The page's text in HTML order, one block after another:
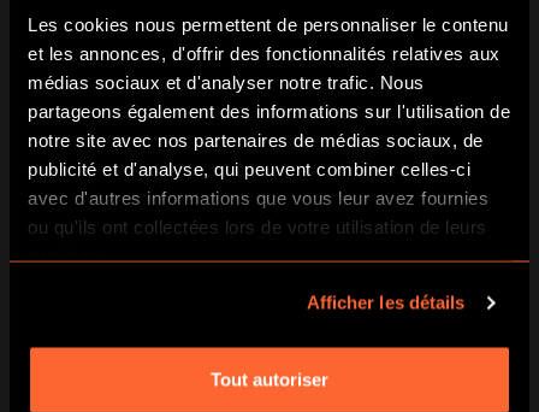
Les cookies nous permettent de personnaliser le contenu
et les annonces, d'offrir des fonctionnalités relatives aux
médias sociaux et d'analyser notre trafic. Nous
partageons également des informations sur l'utilisation de
notre site avec nos partenaires de médias sociaux, de
publicité et d'analyse, qui peuvent combiner celles-ci
avec d'autres informations que vous leur avez fournies
ou qu'ils ont collectées lors de votre utilisation de leurs
services.
Afficher les détails
Tout autoriser
d’un coup de pouce ? Demandez de l’aide sur
Messenger à Marcos Guerrera le directeur du musée !
BRAQUAGES À L’ANGLAISE 👀